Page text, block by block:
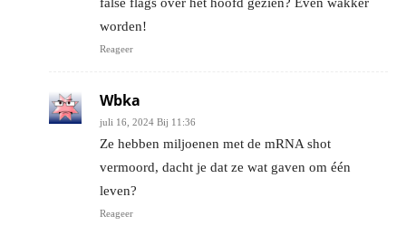
worden!
Reageer
Wbka
juli 16, 2024 Bij 11:36
Ze hebben miljoenen met de mRNA shot
vermoord, dacht je dat ze wat gaven om één
leven?
Reageer